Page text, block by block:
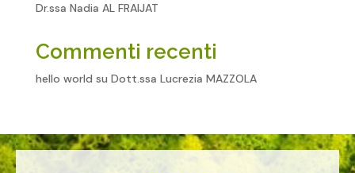
Dr.ssa Nadia AL FRAIJAT
Commenti recenti
hello world su Dott.ssa Lucrezia MAZZOLA